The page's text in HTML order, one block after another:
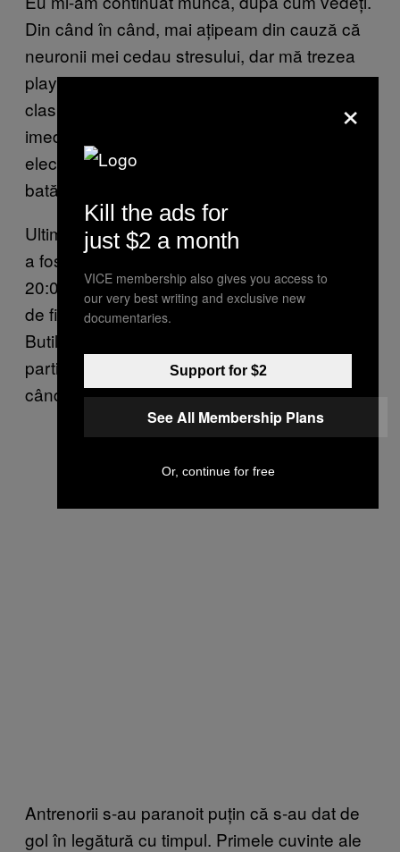
Din când în când, mai ațipeam din cauză că
neuronii mei cedau stresului, dar mă trezea
playlistul diversificat. Dacă de la vioara
clasică începeam să cucăi, mă trezeau
imediat satanismele cu tobe și chitară
electrică. Mâna o țineam acolo ca să nu mă
bată soarele-n cap.
Ultimul workshop din „ziua” experimentaliștilor
a fost destul de brutal. A început în jur de ora
20:00 și a durat vreo două ore. 120 de minute
de fitness cu Andreea Pavel și Dumitru
Butilcă, în condițiile în care unii dintre
participanți nici măcar n-au dormit atât de
când sunt în hotel.
Antrenorii s-au paranoit puțin că s-au dat de
gol în legătură cu timpul. Primele cuvinte ale
×
Kill the ads for
just $2 a month
VICE membership also gives you access to
our very best writing and exclusive new
documentaries.
Support for $2
See All Membership Plans
Or, continue for free